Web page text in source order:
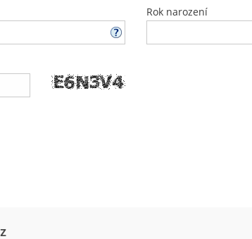
Rok narození